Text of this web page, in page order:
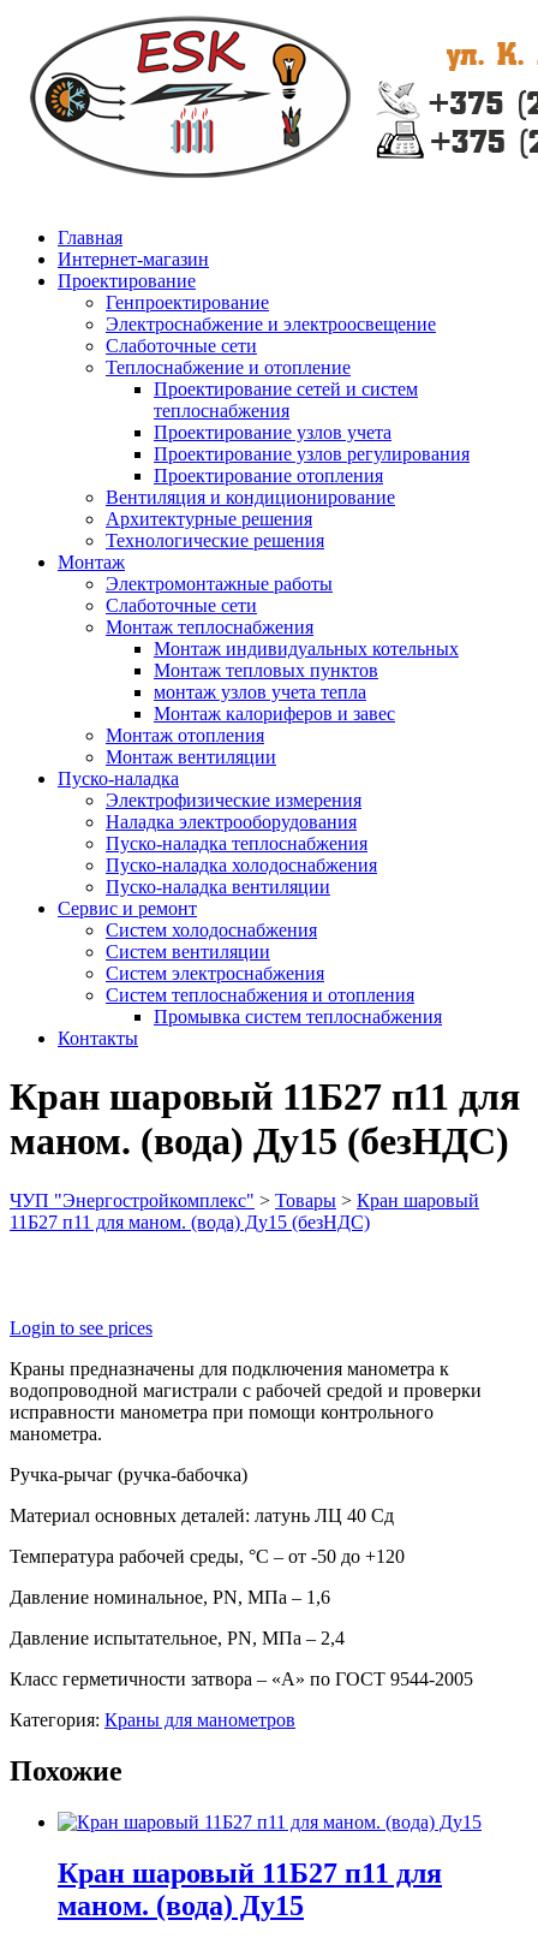
Главная
Интернет-магазин
Проектирование
Генпроектирование
Электроснабжение и электроосвещение
Слаботочные сети
Теплоснабжение и отопление
Проектирование сетей и систем
теплоснабжения
Проектирование узлов учета
Проектирование узлов регулирования
Проектирование отопления
Вентиляция и кондиционирование
Архитектурные решения
Технологические решения
Монтаж
Электромонтажные работы
Слаботочные сети
Монтаж теплоснабжения
Монтаж индивидуальных котельных
Монтаж тепловых пунктов
монтаж узлов учета тепла
Монтаж калориферов и завес
Монтаж отопления
Монтаж вентиляции
Пуско-наладка
Электрофизические измерения
Наладка электрооборудования
Пуско-наладка теплоснабжения
Пуско-наладка холодоснабжения
Пуско-наладка вентиляции
Сервис и ремонт
Систем холодоснабжения
Систем вентиляции
Систем электроснабжения
Систем теплоснабжения и отопления
Промывка систем теплоснабжения
Контакты
Кран шаровый 11Б27 п11 для
маном. (вода) Ду15 (безНДС)
ЧУП "Энергостройкомплекс" > Товары > Кран шаровый
11Б27 п11 для маном. (вода) Ду15 (безНДС)
Login to see prices
Краны предназначены для подключения манометра к
водопроводной магистрали с рабочей средой и проверки
исправности манометра при помощи контрольного
манометра.
Ручка-рычаг (ручка-бабочка)
Материал основных деталей: латунь ЛЦ 40 Сд
Температура рабочей среды, °С – от -50 до +120
Давление номинальное, PN, МПа – 1,6
Давление испытательное, PN, МПа – 2,4
Класс герметичности затвора – «А» по ГОСТ 9544-2005
Категория: Краны для манометров
Похожие
Кран шаровый 11Б27 п11 для
маном. (вода) Ду15